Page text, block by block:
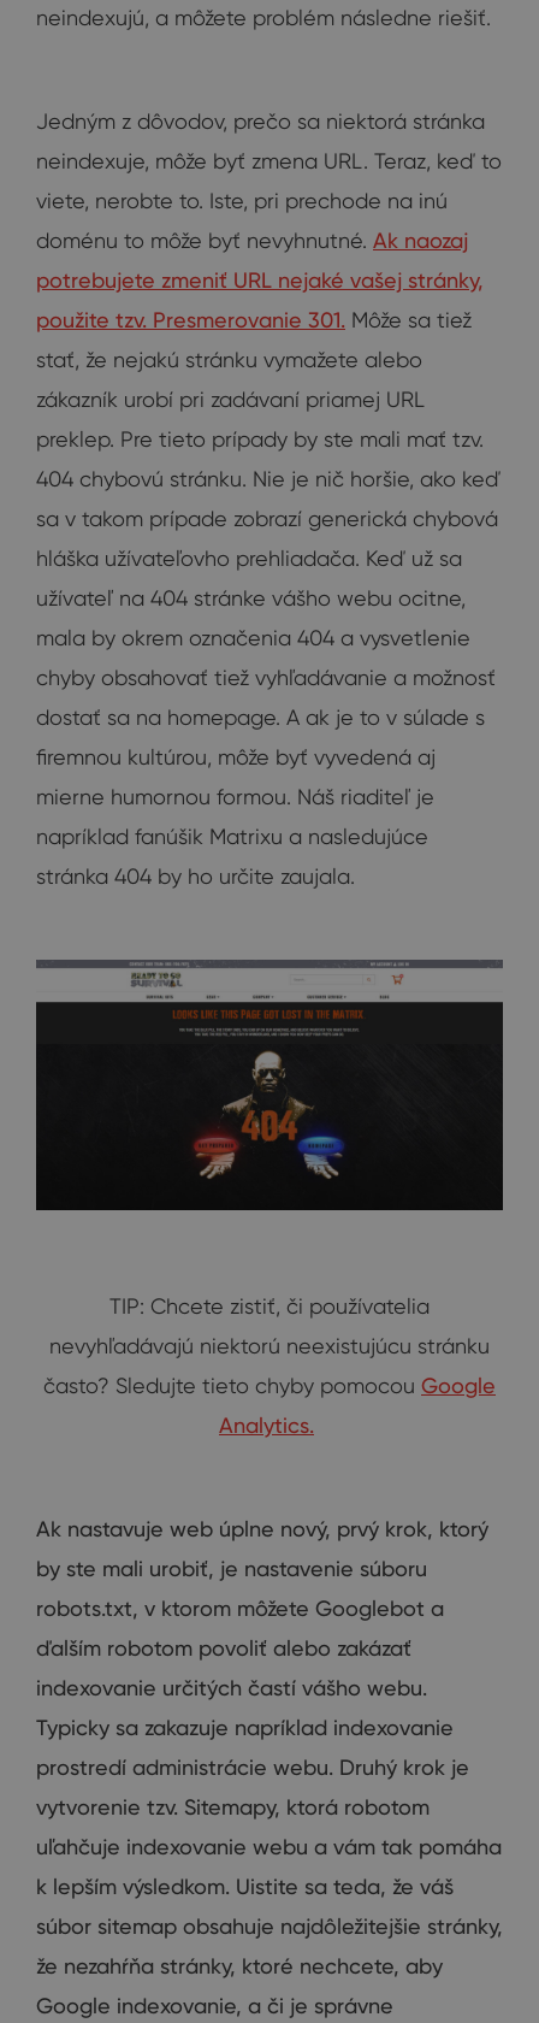
neindexujú, a môžete problém následne riešiť.
Jedným z dôvodov, prečo sa niektorá stránka
neindexuje, môže byť zmena URL. Teraz, keď to
viete, nerobte to. Iste, pri prechode na inú
doménu to môže byť nevyhnutné. Ak naozaj
potrebujete zmeniť URL nejaké vašej stránky,
použite tzv. Presmerovanie 301. Môže sa tiež
stať, že nejakú stránku vymažete alebo
zákazník urobí pri zadávaní priamej URL
preklep. Pre tieto prípady by ste mali mať tzv.
404 chybovú stránku. Nie je nič horšie, ako keď
sa v takom prípade zobrazí generická chybová
hláška užívateľovho prehliadača. Keď už sa
užívateľ na 404 stránke vášho webu ocitne,
mala by okrem označenia 404 a vysvetlenie
chyby obsahovať tiež vyhľadávanie a možnosť
dostať sa na homepage. A ak je to v súlade s
firemnou kultúrou, môže byť vyvedená aj
mierne humornou formou. Náš riaditeľ je
napríklad fanúšik Matrixu a nasledujúce
stránka 404 by ho určite zaujala.
TIP: Chcete zistiť, či používatelia
nevyhľadávajú niektorú neexistujúcu stránku
často? Sledujte tieto chyby pomocou Google
Analytics.
Ak nastavuje web úplne nový, prvý krok, ktorý
by ste mali urobiť, je nastavenie súboru
robots.txt, v ktorom môžete Googlebot a
ďalším robotom povoliť alebo zakázať
indexovanie určitých častí vášho webu.
Typicky sa zakazuje napríklad indexovanie
prostredí administrácie webu. Druhý krok je
vytvorenie tzv. Sitemapy, ktorá robotom
uľahčuje indexovanie webu a vám tak pomáha
k lepším výsledkom. Uistite sa teda, že váš
súbor sitemap obsahuje najdôležitejšie stránky,
že nezahŕňa stránky, ktoré nechcete, aby
Google indexovanie, a či je správne